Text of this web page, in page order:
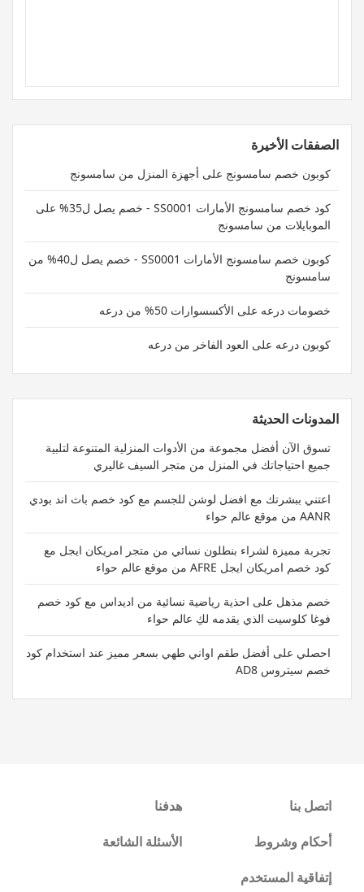
الصفقات الأخيرة
كوبون خصم سامسونج على أجهزة المنزل من سامسونج
كود خصم سامسونج الأمارات SS0001 - خصم يصل ل35% على
الموبايلات من سامسونج
كوبون خصم سامسونج الأمارات SS0001 - خصم يصل ل40% من
سامسونج
خصومات درعه على الأكسسوارات 50% من درعه
كوبون درعه على العود الفاخر من درعه
المدونات الحديثة
تسوق الآن أفضل مجموعة من الأدوات المنزلية المتنوعة لتلبية
جميع احتياجاتك في المنزل من متجر السيف غاليري
اعتني ببشرتك مع افضل لوشن للجسم مع كود خصم باث اند بودي
AANR من موقع عالم حواء
تجربة مميزة لشراء بنطلون نسائي من متجر امريكان ايجل مع
كود خصم امريكان ايجل AFRE من موقع عالم حواء
خصم مذهل على احذية رياضية نسائية من اديداس مع كود خصم
فوغا كلوسيت الذي يقدمه لكِ عالم حواء
احصلي على أفضل طقم اواني طهي بسعر مميز عند استخدام كود
خصم سيتروس AD8
اتصل بنا
هدفنا
أحكام وشروط
الأسئلة الشائعة
إتفاقية المستخدم